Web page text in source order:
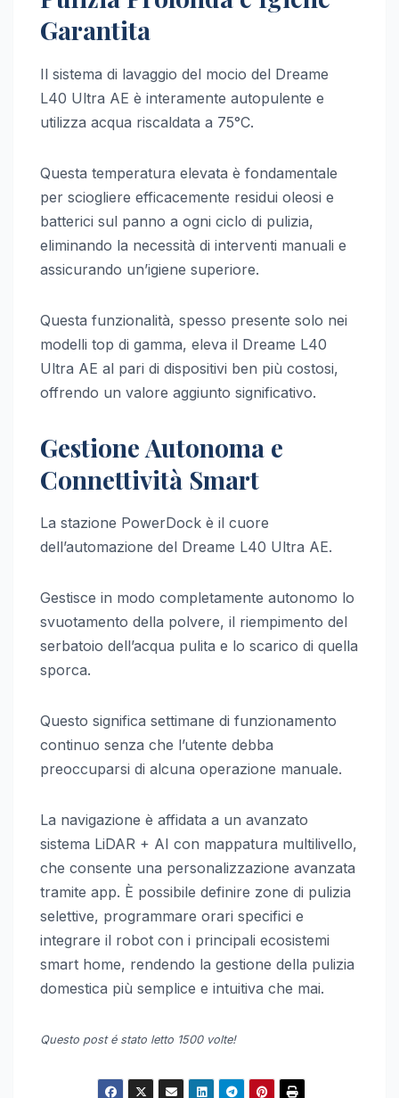
Garantita
Il sistema di lavaggio del mocio del Dreame
L40 Ultra AE è interamente autopulente e
utilizza acqua riscaldata a 75°C.
Questa temperatura elevata è fondamentale
per sciogliere efficacemente residui oleosi e
batterici sul panno a ogni ciclo di pulizia,
eliminando la necessità di interventi manuali e
assicurando un’igiene superiore.
Questa funzionalità, spesso presente solo nei
modelli top di gamma, eleva il Dreame L40
Ultra AE al pari di dispositivi ben più costosi,
offrendo un valore aggiunto significativo.
Gestione Autonoma e
Connettività Smart
La stazione PowerDock è il cuore
dell’automazione del Dreame L40 Ultra AE.
Gestisce in modo completamente autonomo lo
svuotamento della polvere, il riempimento del
serbatoio dell’acqua pulita e lo scarico di quella
sporca.
Questo significa settimane di funzionamento
continuo senza che l’utente debba
preoccuparsi di alcuna operazione manuale.
La navigazione è affidata a un avanzato
sistema LiDAR + AI con mappatura multilivello,
che consente una personalizzazione avanzata
tramite app. È possibile definire zone di pulizia
selettive, programmare orari specifici e
integrare il robot con i principali ecosistemi
smart home, rendendo la gestione della pulizia
domestica più semplice e intuitiva che mai.
Questo post é stato letto 1500 volte!